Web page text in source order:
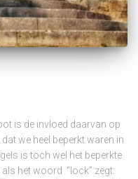
is de invloed daarvan op
we heel beperkt waren in
is toch wel het beperkte
het woord “lock” zegt: